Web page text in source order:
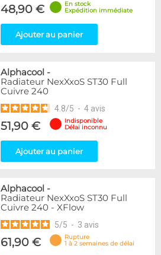
48,90 €
En stock
Expédition immédiate
Ajouter au panier
Alphacool -
Radiateur NexXxoS ST30 Full
Cuivre 240
4.8/5 - 4 avis
51,90 €
Indisponible
Délai inconnu
Ajouter au panier
Alphacool -
Radiateur NexXxoS ST30 Full
Cuivre 240 - XFlow
5/5 - 3 avis
61,90 €
Rupture
1 à 2 semaines de délai